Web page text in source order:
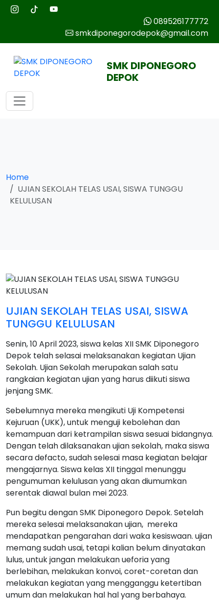
089526177772
smkdiponegorodepok@gmail.com
SMK DIPONEGORO
DEPOK
Home
UJIAN SEKOLAH TELAS USAI, SISWA TUNGGU
KELULUSAN
UJIAN SEKOLAH TELAS USAI, SISWA
TUNGGU KELULUSAN
Senin, 10 April 2023, siswa kelas XII SMK Diponegoro
Depok telah selasai melaksanakan kegiatan Ujian
Sekolah. Ujian Sekolah merupakan salah satu
rangkaian kegiatan ujian yang harus diikuti siswa
jenjang SMK.
Sebelumnya mereka mengikuti Uji Kompetensi
Kejuruan (UKK), untuk menguji kebolehan dan
kemampuan dari ketrampilan siswa sesuai bidangnya.
Dengan telah dilaksanakan ujian sekolah, maka siswa
secara defacto, sudah selesai masa kegiatan belajar
mengajarnya. Siswa kelas XII tinggal menunggu
pengumuman kelulusan yang akan diumumkan
serentak diawal bulan mei 2023.
Pun begitu dengan SMK Diponegoro Depok. Setelah
mereka selesai melaksanakan ujian, mereka
mendapatkan pengarahan dari waka kesiswaan. ujian
memang sudah usai, tetapi kalian belum dinyatakan
lulus, untuk jangan melakukan ueforia yang
berlebihan, melakukan konvoi, coret-coretan dan
melakukan kegiatan yang mengganggu ketertiban
umum dan melakukan hal hal yang berbahaya.